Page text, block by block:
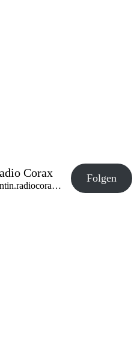
Corax
@studentin@studentin.radiocorax.de
Folgen